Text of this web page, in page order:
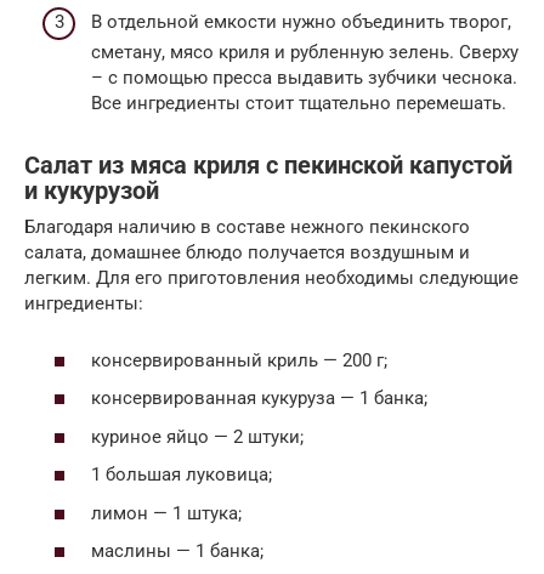
В отдельной емкости нужно объединить творог,
сметану, мясо криля и рубленную зелень. Сверху
– с помощью пресса выдавить зубчики чеснока.
Все ингредиенты стоит тщательно перемешать.
Салат из мяса криля с пекинской капустой
и кукурузой
Благодаря наличию в составе нежного пекинского
салата, домашнее блюдо получается воздушным и
легким. Для его приготовления необходимы следующие
ингредиенты:
консервированный криль — 200 г;
консервированная кукуруза — 1 банка;
куриное яйцо — 2 штуки;
1 большая луковица;
лимон — 1 штука;
маслины — 1 банка;